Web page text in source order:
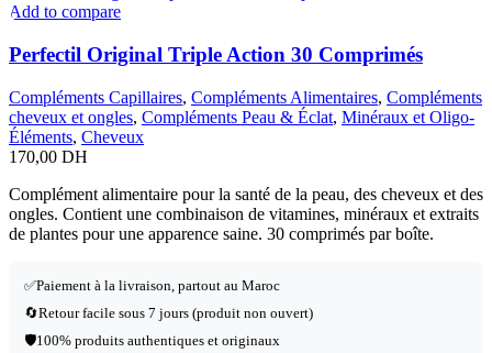
Add to compare
Perfectil Original Triple Action 30 Comprimés
Compléments Capillaires, Compléments Alimentaires, Compléments
cheveux et ongles, Compléments Peau & Éclat, Minéraux et Oligo-
Éléments, Cheveux
170,00 DH
Complément alimentaire pour la santé de la peau, des cheveux et des
ongles. Contient une combinaison de vitamines, minéraux et extraits
de plantes pour une apparence saine. 30 comprimés par boîte.
✅Paiement à la livraison, partout au Maroc
🔄Retour facile sous 7 jours (produit non ouvert)
🛡️100% produits authentiques et originaux